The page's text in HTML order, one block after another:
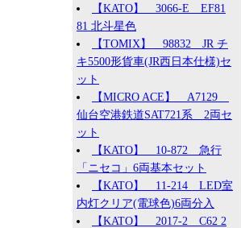
【KATO】 3066-E EF81
81 北斗星色
【TOMIX】 98832 JR チ
キ5500形貨車(JR西日本仕様)セ
ット
【MICRO ACE】 A7129
仙台空港鉄道SAT721系 2両セ
ット
【KATO】 10-872 急行
「ニセコ」6両基本セット
【KATO】 11-214 LED室
内灯クリア(電球色)6両分入
【KATO】 2017-2 C62 2